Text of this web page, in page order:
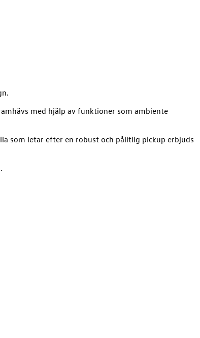
med hjälp av funktioner som ambiente
som letar efter en robust och pålitlig pickup erbjuds